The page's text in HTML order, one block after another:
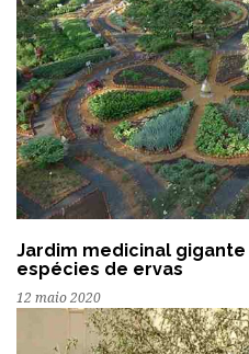
Jardim medicinal
espécies de ervas
12 maio 2020